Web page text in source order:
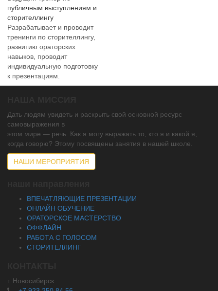
публичным выступлениям и
сторителлингу
Разрабатывает и проводит
тренинги по сторителлингу,
развитию ораторских
навыков, проводит
индивидуальную подготовку
к презентациям.
Дать людям увидеть и раскрыть свой основной ресурс
самовыражения в
этом мире — речь. Как я могу выражать то, кто я и какой я,
когда говорю? Этому посвящены занятия в нашей школе.
НАШИ МЕРОПРИЯТИЯ
ВПЕЧАТЛЯЮЩИЕ ПРЕЗЕНТАЦИИ
ОНЛАЙН ОБУЧЕНИЕ
ОРАТОРСКОЕ МАСТЕРСТВО
ОФФЛАЙН
РАБОТА С ГОЛОСОМ
СТОРИТЕЛЛИНГ
г. Новосибирск